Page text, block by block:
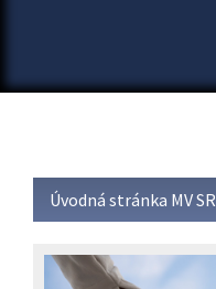
Úvodná stránka MV SR